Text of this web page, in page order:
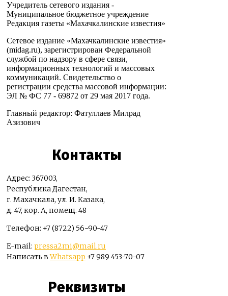
Учредитель сетевого издания -
Муниципальное бюджетное учреждение
Редакция газеты «Махачкалинские известия»
Сетевое издание «Махачкалинские известия»
(midag.ru), зарегистрирован Федеральной
службой по надзору в сфере связи,
информационных технологий и массовых
коммуникаций. Свидетельство о
регистрации средства массовой информации:
ЭЛ № ФС 77 - 69872 от 29 мая 2017 года.
Главный редактор: Фатуллаев Милрад
Азизович
Контакты
Адрес: 367003,
Республика Дагестан,
г. Махачкала, ул. И. Казака,
д. 47, кор. А, помещ. 48
Телефон: +7 (8722) 56-90-47
E-mail: pressa2mi@mail.ru
Написать вWhatsapp +7 989 453-70-07
Реквизиты